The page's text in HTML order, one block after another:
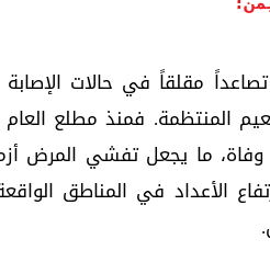
مقلقاً في حالات
و94 حالة وفاة، ما يجعل
الأعداد في المناطق